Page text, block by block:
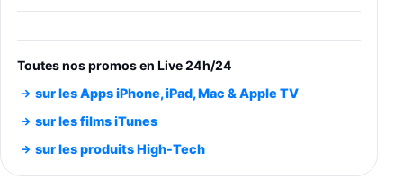
entraénement direct 3 vitesses (33-45-78
trs/min) avec pre-ampli intégré et port USB
Smartphone SAMSUNG Galaxy S26 Ultra
891,99€1199€Fnac (Vendeur Tiers)
Toutes nos promos en Live 24h/24
sur les Apps iPhone, iPad, Mac & Apple TV
sur les films iTunes
sur les produits High-Tech